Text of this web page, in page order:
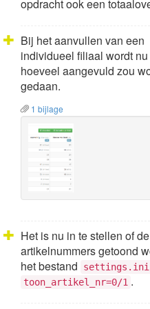
opdracht ook een
Bij het aanvullen van een
individueel filiaal wordt
hoeveel aangevuld zou
gedaan.
1 bijlage
Het is nu in te stellen of de
artikelnummers getoond
het bestand
settings.ini
toon_artikel_nr=0/1 .